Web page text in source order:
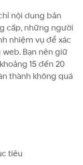
nội dung bản
cấp, những người
nhiệm vụ để xác
Bạn nên giữ
15 đến 20
thành không quá
tiêu